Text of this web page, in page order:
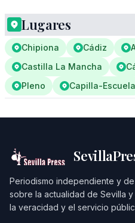
Lugares
Chipiona Cádiz
Castilla La Mancha
Pleno
Capilla-Escuela
Periodismo independiente y
sobre la actualidad de Sevilla
la veracidad y el servicio